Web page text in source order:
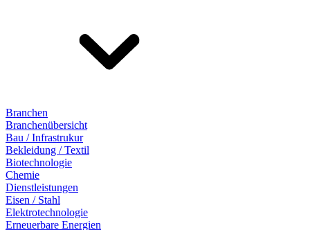
Branchen
Branchenübersicht
Bau / Infrastrukur
Bekleidung / Textil
Biotechnologie
Chemie
Dienstleistungen
Eisen / Stahl
Elektrotechnologie
Erneuerbare Energien